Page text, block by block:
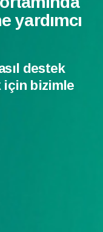
yardımcı
destek
için bizimle